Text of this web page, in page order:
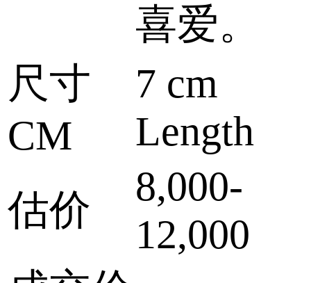
喜爱。
尺寸
CM
7 cm
Length
估价
8,000-
12,000